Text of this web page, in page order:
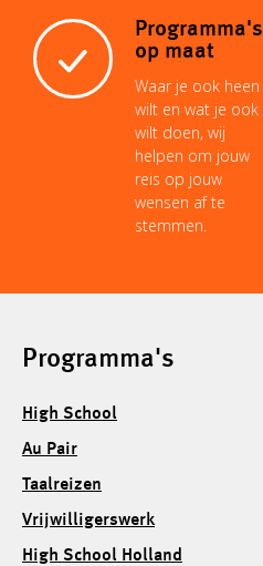
Programma's
op maat
Waar je ook heen
wilt en wat je ook
wilt doen, wij
helpen om jouw
reis op jouw
wensen af te
stemmen.
Programma's
High School
Au Pair
Taalreizen
Vrijwilligerswerk
High School Holland